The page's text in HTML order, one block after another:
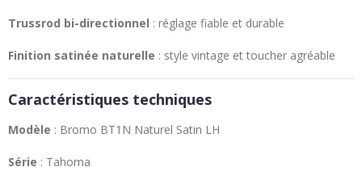
Trussrod bi-directionnel : réglage fiable et durable
Finition satinée naturelle : style vintage et toucher agréable
Caractéristiques techniques
Modèle : Bromo BT1N Naturel Satin LH
Série : Tahoma